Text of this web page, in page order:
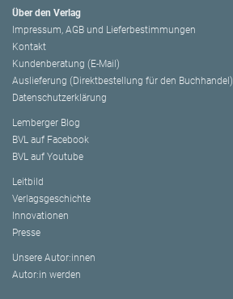
Über den Verlag
Impressum, AGB und Lieferbestimmungen
Kontakt
Kundenberatung (E-Mail)
Auslieferung (Direktbestellung für den Buchhandel)
Datenschutzerklärung
Lemberger Blog
BVL auf Facebook
BVL auf Youtube
Leitbild
Verlagsgeschichte
Innovationen
Presse
Unsere Autor:innen
Autor:in werden